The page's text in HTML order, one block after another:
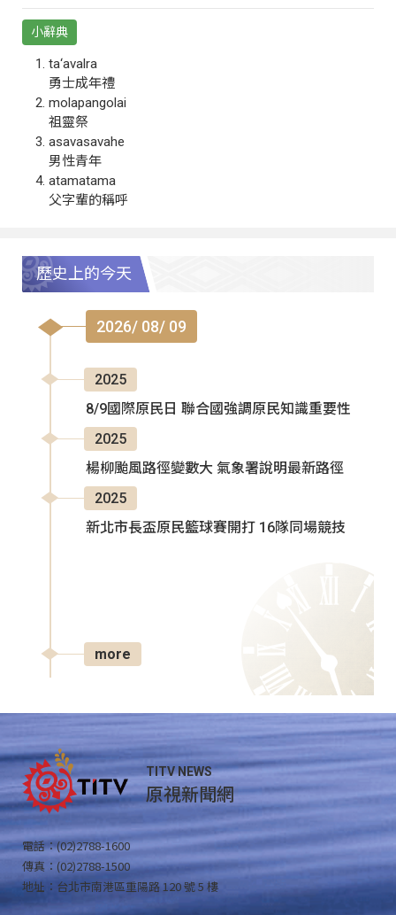
小辭典
ta‘avalra
勇士成年禮
molapangolai
祖靈祭
asavasavahe
男性青年
atamatama
父字輩的稱呼
歷史上的今天
2026/ 08/ 09
2025
8/9國際原民日 聯合國強調原民知識重要性
2025
楊柳颱風路徑變數大 氣象署說明最新路徑
2025
新北市長盃原民籃球賽開打 16隊同場競技
more
TITV NEWS
原視新聞網
電話：(02)2788-1600
傳真：(02)2788-1500
地址：台北市南港區重陽路 120 號 5 樓